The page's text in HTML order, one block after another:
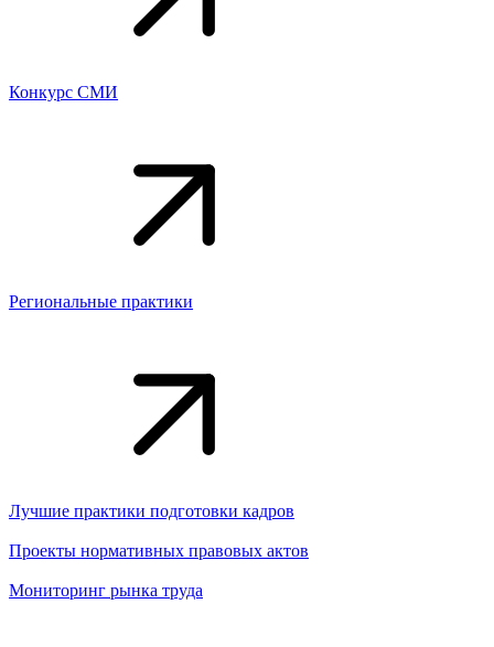
Конкурс СМИ
Региональные практики
Лучшие практики подготовки кадров
Проекты нормативных правовых актов
Мониторинг рынка труда